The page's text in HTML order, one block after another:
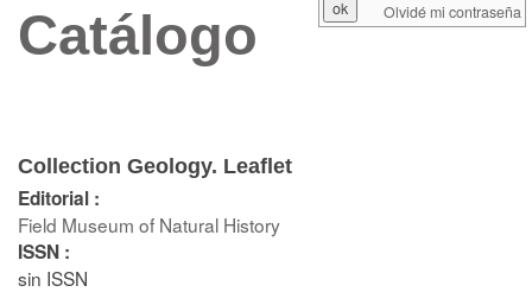
Catálogo
Collection Geology. Leaflet
Editorial :
Field Museum of Natural History
ISSN :
sin ISSN
Olvidé mi contraseña